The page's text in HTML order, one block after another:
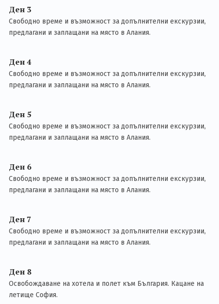
Ден 3
Свободно време и възможност за допълнителни екскурзии,
предлагани и заплащани на място в Алания.
Ден 4
Свободно време и възможност за допълнителни екскурзии,
предлагани и заплащани на място в Алания.
Ден 5
Свободно време и възможност за допълнителни екскурзии,
предлагани и заплащани на място в Алания.
Ден 6
Свободно време и възможност за допълнителни екскурзии,
предлагани и заплащани на място в Алания.
Ден 7
Свободно време и възможност за допълнителни екскурзии,
предлагани и заплащани на място в Алания.
Ден 8
Освобождаване на хотела и полет към България. Кацане на
летище София.